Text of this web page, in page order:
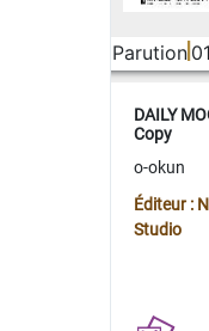
Parution
DAILY
Copy
o-okun
Éditeur :
Studio